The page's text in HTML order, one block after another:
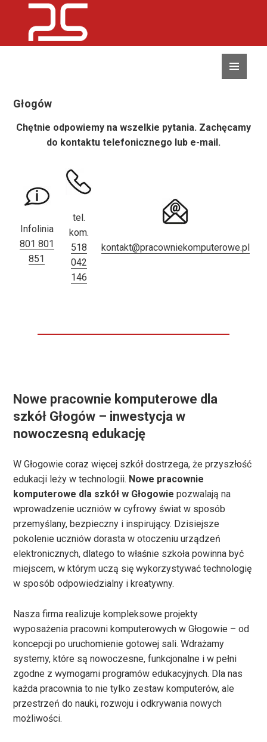
Głogów
Chętnie odpowiemy na wszelkie pytania. Zachęcamy
do kontaktu telefonicznego lub e-mail.
Infolinia
801 801
851
tel.
kom.
518
042
146
kontakt@pracowniekomputerowe.pl
Nowe pracownie komputerowe dla
szkół Głogów – inwestycja w
nowoczesną edukację
W Głogowie coraz więcej szkół dostrzega, że przyszłość
edukacji leży w technologii. Nowe pracownie
komputerowe dla szkół w Głogowie pozwalają na
wprowadzenie uczniów w cyfrowy świat w sposób
przemyślany, bezpieczny i inspirujący. Dzisiejsze
pokolenie uczniów dorasta w otoczeniu urządzeń
elektronicznych, dlatego to właśnie szkoła powinna być
miejscem, w którym uczą się wykorzystywać technologię
w sposób odpowiedzialny i kreatywny.
Nasza firma realizuje kompleksowe projekty
wyposażenia pracowni komputerowych w Głogowie – od
koncepcji po uruchomienie gotowej sali. Wdrażamy
systemy, które są nowoczesne, funkcjonalne i w pełni
zgodne z wymogami programów edukacyjnych. Dla nas
każda pracownia to nie tylko zestaw komputerów, ale
przestrzeń do nauki, rozwoju i odkrywania nowych
możliwości.